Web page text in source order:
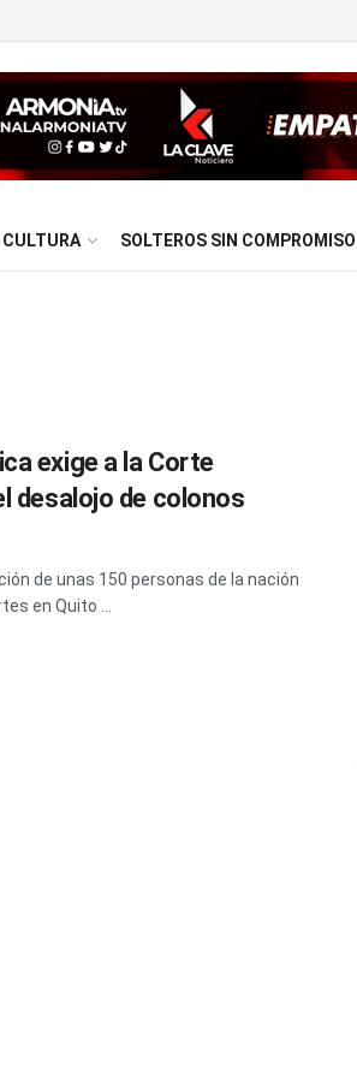
CULTURA SOLTEROS SIN COMPROMISO
exige a la Corte
desalojo de colonos
de unas 150 personas de la nación
en Quito ...